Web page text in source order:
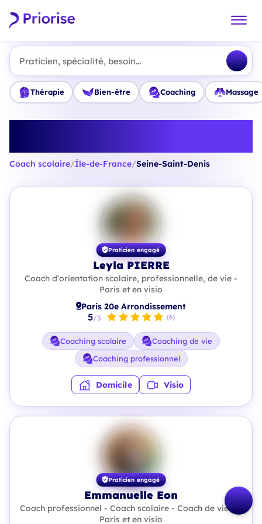
Praticien, spécialité, besoin...
Thérapie Bien-être Coaching Massage
Coach scolaire/Île-de-France/Seine-Saint-Denis
Praticien engagé
Leyla PIERRE
Coach d'orientation scolaire, professionnelle, de vie -
Paris et en visio
Paris 20e Arrondissement
5/5 (6)
Coaching scolaire
Coaching de vie
Coaching professionnel
Domicile Visio
Praticien engagé
Emmanuelle Eon
Coach professionnel - Coach scolaire - Coach de vie - à
Paris et en visio